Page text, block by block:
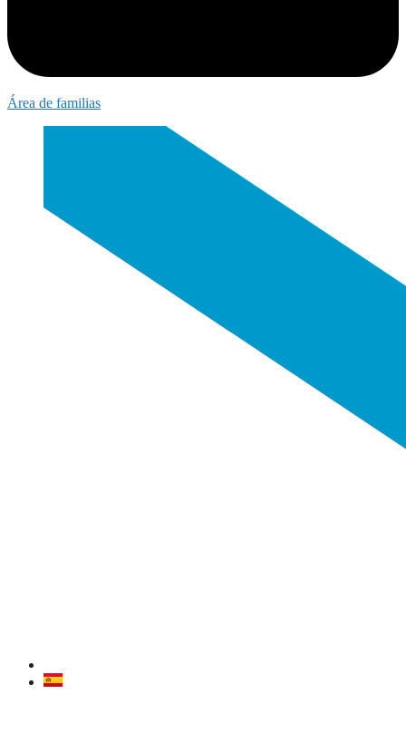
Área de familias